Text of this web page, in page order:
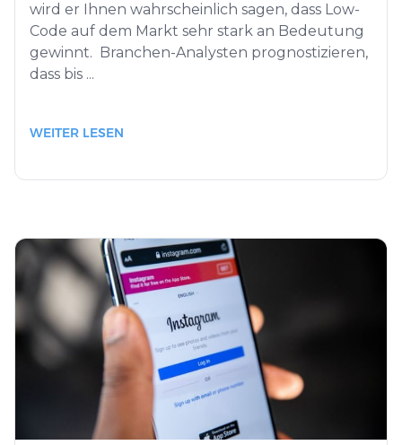
wird er Ihnen wahrscheinlich sagen, dass Low-
Code auf dem Markt sehr stark an Bedeutung
gewinnt. Branchen-Analysten prognostizieren,
dass bis ...
WEITER LESEN